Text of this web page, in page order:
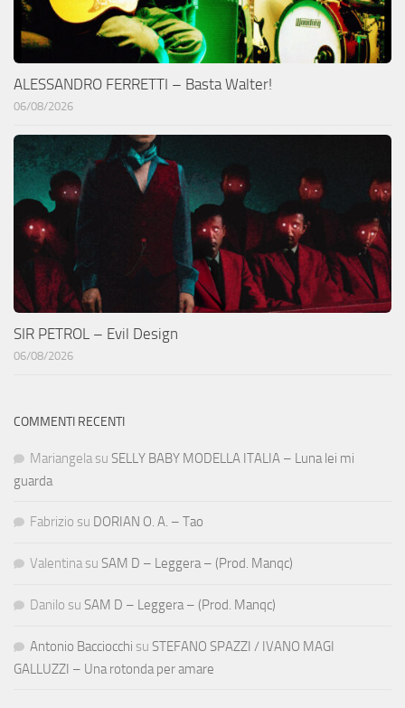
ALESSANDRO FERRETTI – Basta Walter!
06/08/2026
SIR PETROL – Evil Design
06/08/2026
COMMENTI RECENTI
Mariangela su SELLY BABY MODELLA ITALIA – Luna lei mi
guarda
Fabrizio su DORIAN O. A. – Tao
Valentina su SAM D – Leggera – (Prod. Manqc)
Danilo su SAM D – Leggera – (Prod. Manqc)
Antonio Bacciocchi su STEFANO SPAZZI / IVANO MAGI
GALLUZZI – Una rotonda per amare